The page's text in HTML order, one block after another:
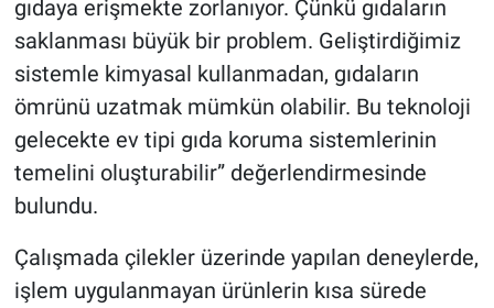
gıdaya erişmekte zorlanıyor. Çünkü gıdaların
saklanması büyük bir problem. Geliştirdiğimiz
sistemle kimyasal kullanmadan, gıdaların
ömrünü uzatmak mümkün olabilir. Bu teknoloji
gelecekte ev tipi gıda koruma sistemlerinin
temelini oluşturabilir” değerlendirmesinde
bulundu.
Çalışmada çilekler üzerinde yapılan deneylerde,
işlem uygulanmayan ürünlerin kısa sürede